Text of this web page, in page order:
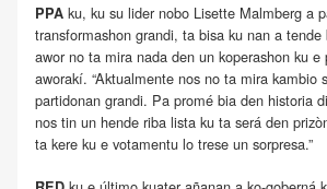
PPA ku, ku su lider nobo Lisette Malmberg a
transformashon grandi, ta bisa ku nan a
awor no ta mira nada den un koperashon ku e
aworakí. “Aktualmente nos no ta mira kambio
partidonan grandi. Pa promé bia den historia
nos tin un hende riba lista ku ta será den
ta kere ku e votamentu lo trese un sorpresa.”